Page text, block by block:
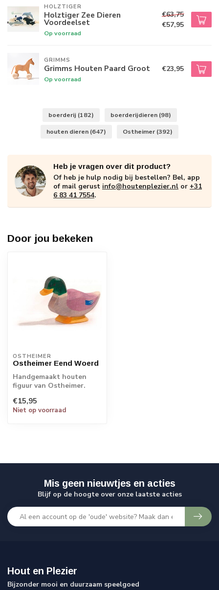
HOLZTIGER
Holztiger Zee Dieren
Voordeelset
Op voorraad
€63,75
€57,95
GRIMMS
Grimms Houten Paard Groot
Op voorraad
€23,95
boerderij (182) boerderijdieren (98)
houten dieren (647) Ostheimer (392)
Heb je vragen over dit product?
Of heb je hulp nodig bij bestellen? Bel, app
of mail gerust info@houtenplezier.nl or +31
6 83 41 7554.
Door jou bekeken
OSTHEIMER
Ostheimer Eend Woerd
Handgemaakt houten
figuur van Ostheimer.
€15,95
Niet op voorraad
Mis geen nieuwtjes en acties
Blijf op de hoogte over onze laatste acties
Hout en Plezier
Bijzonder mooi en duurzaam speelgoed